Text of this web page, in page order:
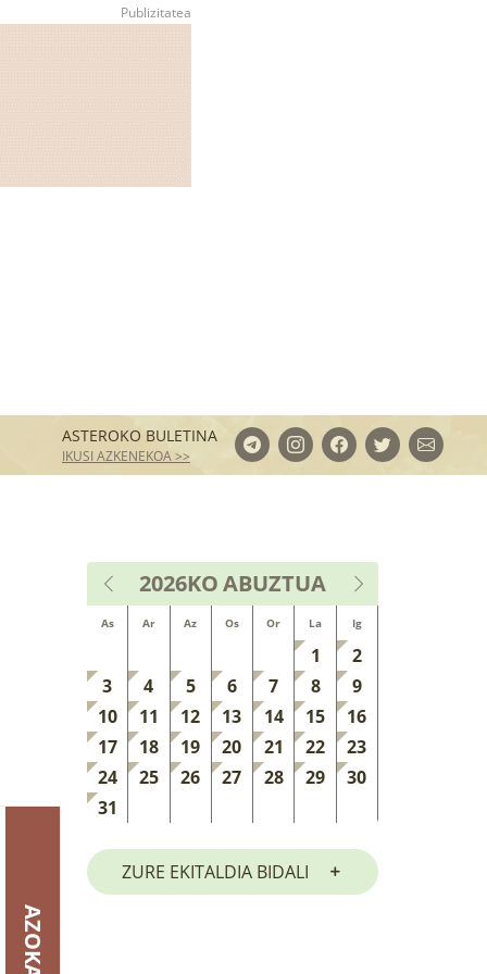
ASTEROKO BULETINA
IKUSI AZKENEKOA >>
AZOKA
2026KOABUZTUA
As Ar Az Os Or La Ig
1
2
3
4 5 6 7 8
9
10
11 12 13 14 15
16
17
18 19 20 21 22
23
24
25 26 27 28 29
30
31
ZURE EKITALDIA BIDALI